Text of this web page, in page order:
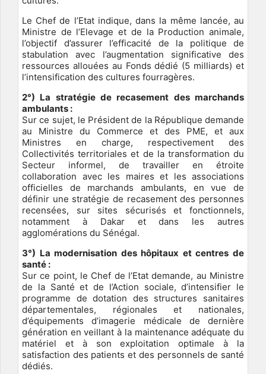
Le Chef de l’Etat indique, dans la même lancée, au
Ministre de l’Elevage et de la Production animale,
l’objectif d’assurer l’efficacité de la politique de
stabulation avec l’augmentation significative des
ressources allouées au Fonds dédié (5 milliards) et
l’intensification des cultures fourragères.
2°) La stratégie de recasement des marchands
ambulants :
Sur ce sujet, le Président de la République demande
au Ministre du Commerce et des PME, et aux
Ministres en charge, respectivement des
Collectivités territoriales et de la transformation du
Secteur informel, de travailler en étroite
collaboration avec les maires et les associations
officielles de marchands ambulants, en vue de
définir une stratégie de recasement des personnes
recensées, sur sites sécurisés et fonctionnels,
notamment à Dakar et dans les autres
agglomérations du Sénégal.
3°) La modernisation des hôpitaux et centres de
santé :
Sur ce point, le Chef de l’Etat demande, au Ministre
de la Santé et de l’Action sociale, d’intensifier le
programme de dotation des structures sanitaires
départementales, régionales et nationales,
d’équipements d’imagerie médicale de dernière
génération en veillant à la maintenance adéquate du
matériel et à son exploitation optimale à la
satisfaction des patients et des personnels de santé
dédiés.